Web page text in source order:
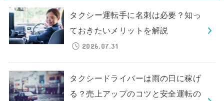
タクシー運転手に名刺は必要？知っ
ておきたいメリットを解説
2026.07.31
タクシードライバーは雨の日に稼げ
る？売上アップのコツと安全運転の